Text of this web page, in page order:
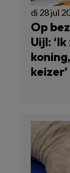
di 28 jul
Op
Uijl:
keizer’